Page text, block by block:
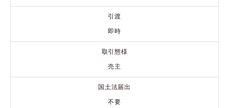
引渡
即時
取引態様
売主
国土法届出
不要